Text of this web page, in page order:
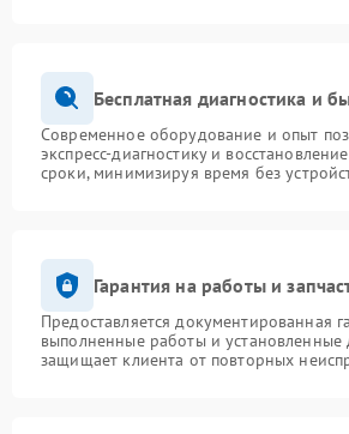
Бесплатная диагностика и
Современное оборудование и опыт
экспресс-диагностику и
сроки, минимизируя время без
Гарантия на работы и
Предоставляется документированная
выполненные работы и установленные
защищает клиента от повторных